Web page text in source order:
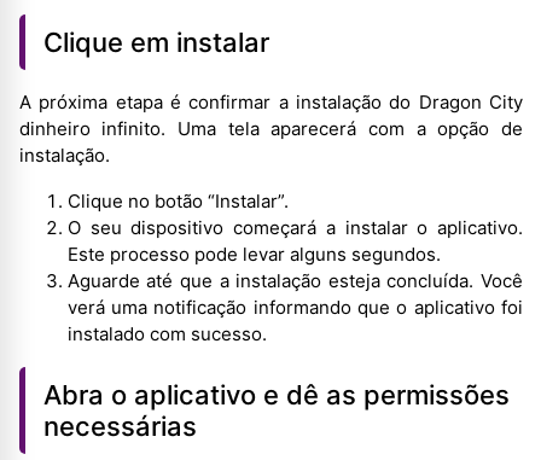
Clique em instalar
A próxima etapa é confirmar a instalação do Dragon City
dinheiro infinito. Uma tela aparecerá com a opção de
instalação.
Clique no botão “Instalar”.
O seu dispositivo começará a instalar o aplicativo.
Este processo pode levar alguns segundos.
Aguarde até que a instalação esteja concluída. Você
verá uma notificação informando que o aplicativo foi
instalado com sucesso.
Abra o aplicativo e dê as permissões
necessárias